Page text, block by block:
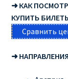
➜ КАК
КУПИТЬ
Сравнить
➜